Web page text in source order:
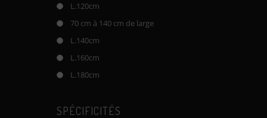
L.120cm
70 cm à 140 cm de large
L.140cm
L.160cm
L.180cm
SPÉCIFICITÉS